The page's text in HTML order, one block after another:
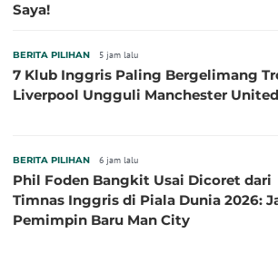
Saya!
BERITA PILIHAN 5 jam lalu
7 Klub Inggris Paling Bergelimang
Liverpool Ungguli Manchester United
BERITA PILIHAN 6 jam lalu
Phil Foden Bangkit Usai Dicoret dari
Timnas Inggris di Piala Dunia 2026:
Pemimpin Baru Man City